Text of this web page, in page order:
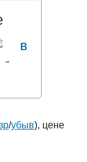
/убыв), цене